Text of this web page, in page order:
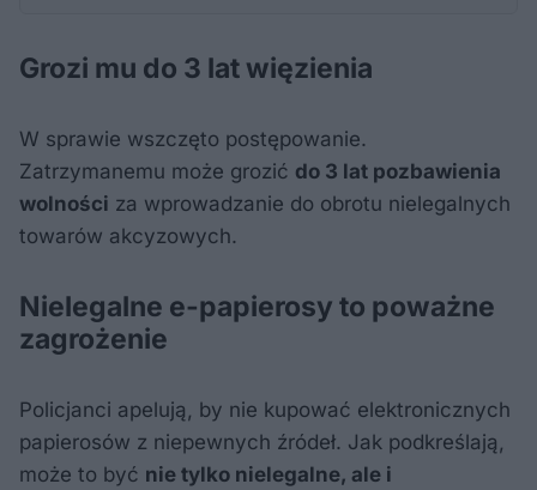
Grozi mu do 3 lat więzienia
W sprawie wszczęto postępowanie.
Zatrzymanemu może grozić do 3 lat pozbawienia
wolności za wprowadzanie do obrotu nielegalnych
towarów akcyzowych.
Nielegalne e-papierosy to poważne
zagrożenie
Policjanci apelują, by nie kupować elektronicznych
papierosów z niepewnych źródeł. Jak podkreślają,
może to być nie tylko nielegalne, ale i